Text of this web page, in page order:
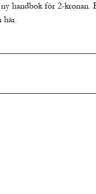
handbok för 2-
här.